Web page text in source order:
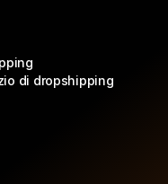
di dropshipping